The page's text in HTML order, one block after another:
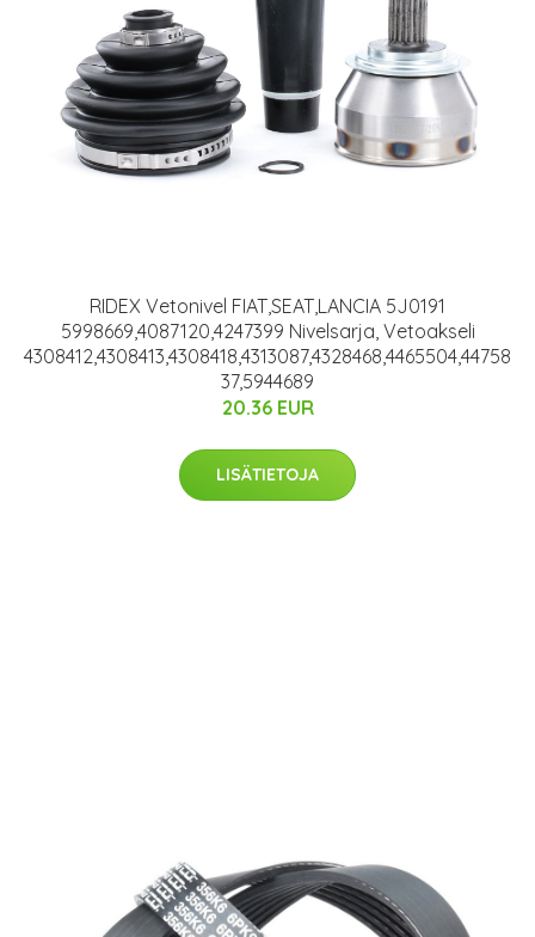
RIDEX Vetonivel FIAT,SEAT,LANCIA 5J0191
5998669,4087120,4247399 Nivelsarja, Vetoakseli
4308412,4308413,4308418,4313087,4328468,4465504,44758
37,5944689
20.36 EUR
LISÄTIETOJA